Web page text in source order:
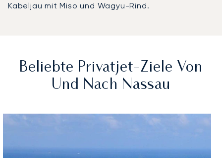
Kabeljau mit Miso und Wagyu-Rind.
Beliebte Privatjet-Ziele Von
Und Nach Nassau